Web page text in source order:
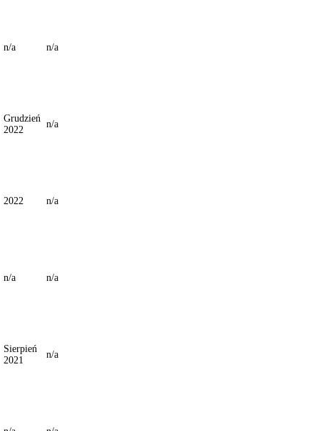
n/a n/a
Grudzień
2022
n/a
2022 n/a
n/a n/a
Sierpień
2021
n/a